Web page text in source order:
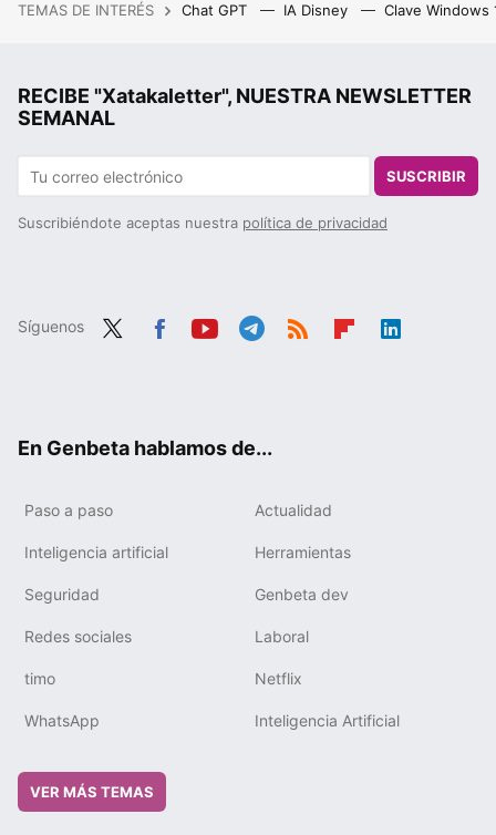
TEMAS DE INTERÉS Chat GPT IA Disney Clave Windows
RECIBE "Xatakaletter", NUESTRA NEWSLETTER
SEMANAL
SUSCRIBIR
Suscribiéndote aceptas nuestra política de privacidad
Síguenos
En Genbeta hablamos de...
Paso a paso Actualidad
Inteligencia artificial Herramientas
Seguridad Genbeta dev
Redes sociales Laboral
timo Netflix
WhatsApp Inteligencia Artificial
VER MÁS TEMAS